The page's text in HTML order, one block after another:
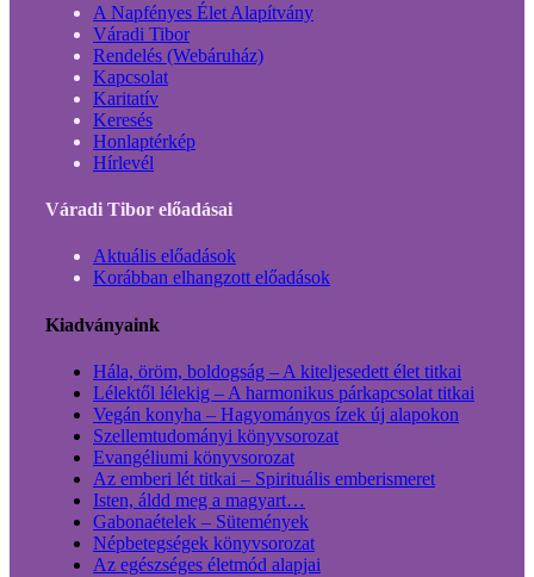
A Napfényes Élet Alapítvány
Váradi Tibor
Rendelés (Webáruház)
Kapcsolat
Karitatív
Keresés
Honlaptérkép
Hírlevél
Váradi Tibor előadásai
Aktuális előadások
Korábban elhangzott előadások
Kiadványaink
Hála, öröm, boldogság – A kiteljesedett élet titkai
Lélektől lélekig – A harmonikus párkapcsolat titkai
Vegán konyha – Hagyományos ízek új alapokon
Szellemtudományi könyvsorozat
Evangéliumi könyvsorozat
Az emberi lét titkai – Spirituális emberismeret
Isten, áldd meg a magyart…
Gabonaételek – Sütemények
Népbetegségek könyvsorozat
Az egészséges életmód alapjai